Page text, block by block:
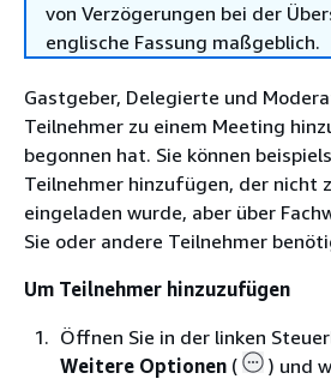
von Verzögerungen bei der
englische Fassung maßgeblich.
Gastgeber, Delegierte und
Teilnehmer zu einem Meeting
begonnen hat. Sie können
Teilnehmer hinzufügen, der nicht
eingeladen wurde, aber über
Sie oder andere Teilnehmer
Um Teilnehmer hinzuzufügen
Öffnen Sie in der linken
Weitere Optionen (
) und